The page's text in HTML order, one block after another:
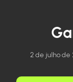
2 de julho de